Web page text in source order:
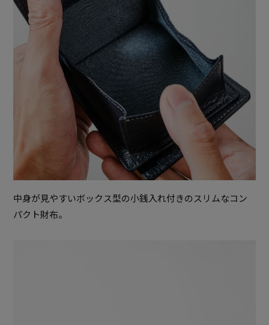
中身が見やすいボックス型の小銭入れ付きのスリムなコン
パクト財布。